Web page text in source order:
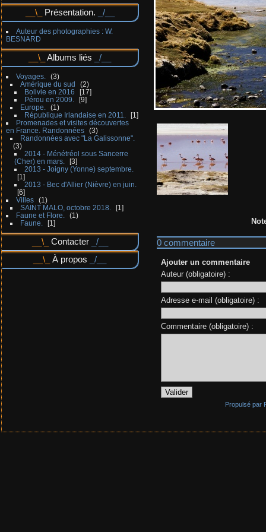
Présentation.
Auteur des photographies : W.
BESNARD
Albums liés
Voyages.
3
Amérique du sud
2
Bolivie en 2016
17
Pérou en 2009.
9
Europe.
1
République Irlandaise en 2011.
1
Promenades et visites découvertes
en France. Randonnées
3
Randonnées avec "La Galissonne".
3
2014 - Ménétréol sous Sancerre
(Cher) en mars.
3
2013 - Joigny (Yonne) septembre.
1
2013 - Bec d'Allier (Nièvre) en juin.
6
Villes
1
SAINT MALO, octobre 2018.
1
Faune et Flore.
1
Faune.
1
Contacter
À propos
0 commentaire
Ajouter un commentaire
Auteur (obligatoire) :
Adresse e-mail (obligatoire) :
Commentaire (obligatoire) :
Propulsé par